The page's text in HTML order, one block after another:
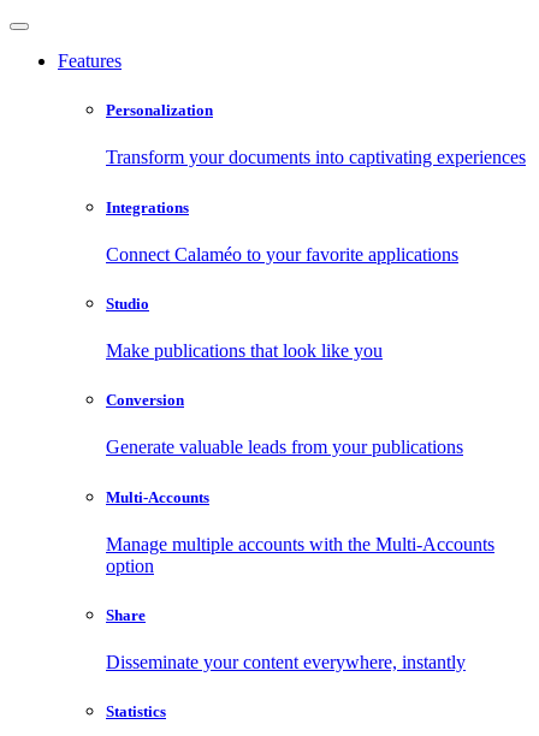
Features
Personalization
Transform your documents into captivating experiences
Integrations
Connect Calaméo to your favorite applications
Studio
Make publications that look like you
Conversion
Generate valuable leads from your publications
Multi-Accounts
Manage multiple accounts with the Multi-Accounts
option
Share
Disseminate your content everywhere, instantly
Statistics